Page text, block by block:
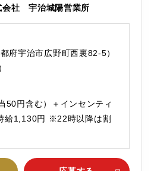
会社 宇治城陽営業所
府宇治市広野町西裏82-5）
）
50円含む）＋インセンティ
給1,130円 ※22時以降は割